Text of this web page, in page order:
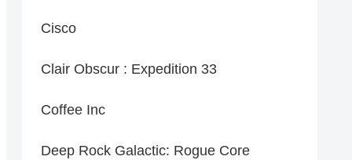
Cisco
Clair Obscur : Expedition 33
Coffee Inc
Deep Rock Galactic: Rogue Core